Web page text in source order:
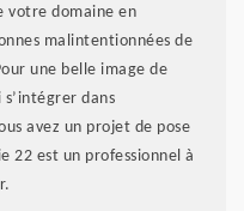
votre domaine en
malintentionnées de
une belle image de
dans
avez un projet de pose
22 est un professionnel à